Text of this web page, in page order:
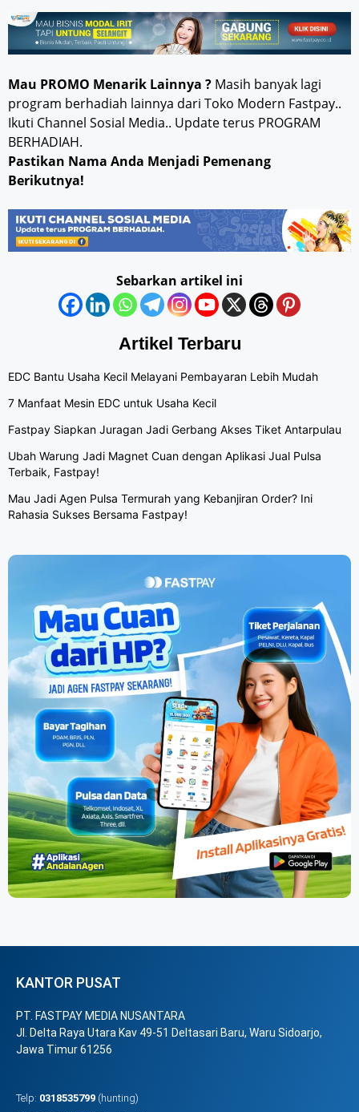
Mau PROMO Menarik Lainnya ? Masih banyak lagi
program berhadiah lainnya dari Toko Modern Fastpay..
Ikuti Channel Sosial Media.. Update terus PROGRAM
BERHADIAH.
Pastikan Nama Anda Menjadi Pemenang
Berikutnya!
Sebarkan artikel ini
Artikel Terbaru
EDC Bantu Usaha Kecil Melayani Pembayaran Lebih Mudah
7 Manfaat Mesin EDC untuk Usaha Kecil
Fastpay Siapkan Juragan Jadi Gerbang Akses Tiket Antarpulau
Ubah Warung Jadi Magnet Cuan dengan Aplikasi Jual Pulsa
Terbaik, Fastpay!
Mau Jadi Agen Pulsa Termurah yang Kebanjiran Order? Ini
Rahasia Sukses Bersama Fastpay!
KANTOR PUSAT
PT. FASTPAY MEDIA NUSANTARA
Jl. Delta Raya Utara Kav 49-51 Deltasari Baru, Waru Sidoarjo,
Jawa Timur 61256
Telp: 0318535799 (hunting)